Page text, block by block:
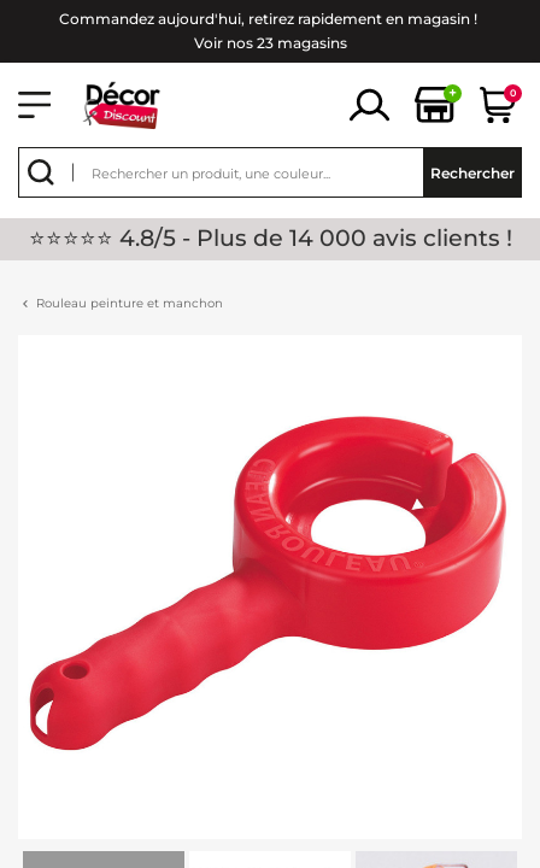
Commandez aujourd'hui, retirez rapidement en magasin !
Voir nos 23 magasins
+ 0
Rechercher
⭐⭐⭐⭐⭐ 4.8/5 - Plus de 14 000 avis clients !
Rouleau peinture et manchon